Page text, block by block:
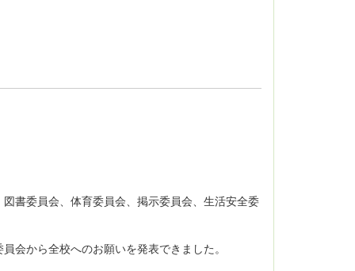
書委員会、体育委員会、掲示委員会、生活安全委
会から全校へのお願いを発表できました。